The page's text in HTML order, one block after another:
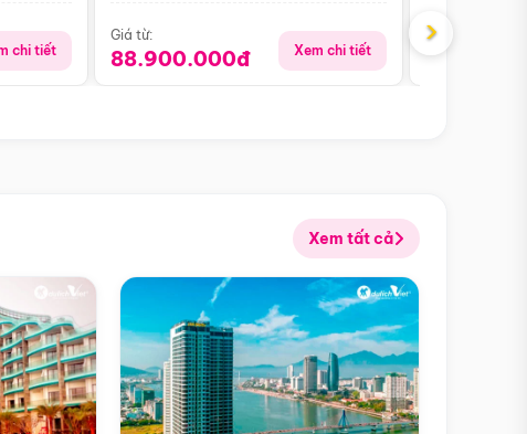
chi tiết
Giá từ:
88.900.000đ Xem chi tiết
Giá từ:
›
Xem tất cả